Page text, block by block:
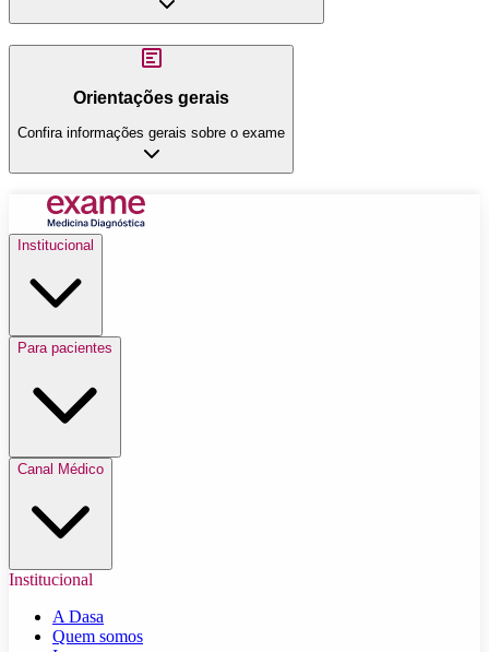
Orientações gerais
Confira informações gerais sobre o exame
Institucional
Para pacientes
Canal Médico
Institucional
A Dasa
Quem somos